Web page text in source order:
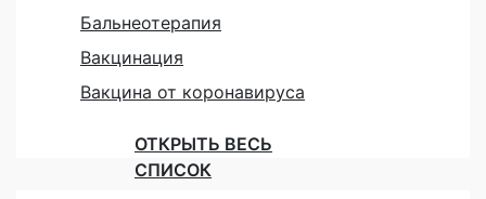
Бальнеотерапия
Вакцинация
Вакцина от коронавируса
ОТКРЫТЬ ВЕСЬ
СПИСОК